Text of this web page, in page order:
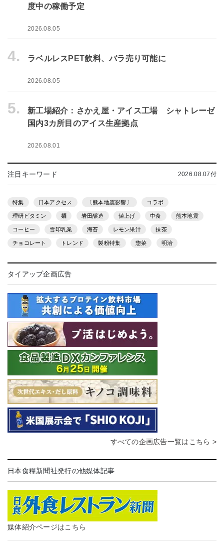
度中の稼働予定
2026.08.05
4. ラベルレスPET飲料、バラ売り可能に
2026.08.05
5.
新工場紹介：さかえ屋・アイス工場 シャトレーゼ
国内3カ所目のアイス生産拠点
2026.08.01
注目キーワード 2026.08.07付
特集 日本アクセス 〔熊本地震影響〕 コラボ
理研ビタミン 麺 岩田醸造 値上げ 中食 熊本地震
コーヒー 雪印乳業 海苔 レモン果汁 抹茶
チョコレート トレンド 製粉特集 惣菜 明治
タイアップ企画広告
すべての企画広告一覧はこちら >
日本食糧新聞社発行の他媒体記事
媒体紹介ページはこちら